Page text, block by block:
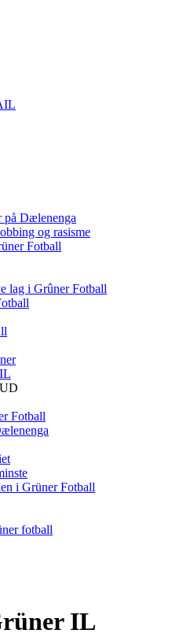
på Dælenenga
og rasisme
Fotball
lag i Grûner Fotball
Fotball
i Grüner Fotball
fotball
IL